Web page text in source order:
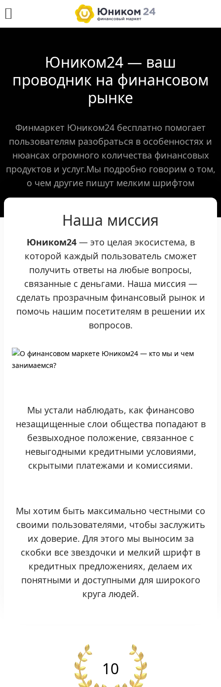
Юником24 — ваш
проводник на финансовом
рынке
Финмаркет Юником24 бесплатно помогает
пользователям разобраться в особенностях и
нюансах огромного количества финансовых
продуктов и услуг.Мы подробно говорим о том,
о чем другие пишут мелким шрифтом
Наша миссия
Юником24— это целая экосистема, в
которой каждый пользователь сможет
получить ответы на любые вопросы,
связанные с деньгами. Наша миссия —
сделать прозрачным финансовый рынок и
помочь нашим посетителям в решении их
вопросов.
Мы устали наблюдать, как финансово
незащищенные слои общества попадают в
безвыходное положение, связанное с
невыгодными кредитными условиями,
скрытыми платежами и комиссиями.
Мы хотим быть максимально честными со
своими пользователями, чтобы заслужить
их доверие. Для этого мы выносим за
скобки все звездочки и мелкий шрифт в
кредитных предложениях, делаем их
понятными и доступными для широкого
круга людей.
10